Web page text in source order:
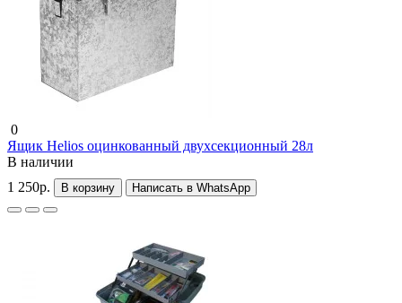
0
Ящик Helios оцинкованный двухсекционный 28л
В наличии
1 250р.
В корзину Написать в WhatsApp